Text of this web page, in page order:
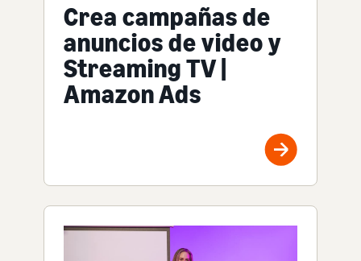
Crea campañas de
anuncios de video y
Streaming TV |
Amazon Ads